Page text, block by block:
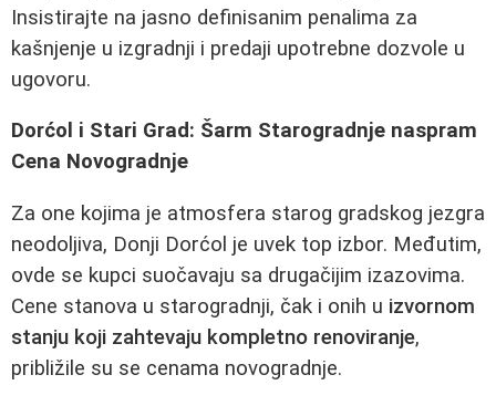
Insistirajte na jasno definisanim penalima za
kašnjenje u izgradnji i predaji upotrebne dozvole u
ugovoru.
Dorćol i Stari Grad: Šarm Starogradnje naspram
Cena Novogradnje
Za one kojima je atmosfera starog gradskog jezgra
neodoljiva, Donji Dorćol je uvek top izbor. Međutim,
ovde se kupci suočavaju sa drugačijim izazovima.
Cene stanova u starogradnji, čak i onih u izvornom
stanju koji zahtevaju kompletno renoviranje,
približile su se cenama novogradnje.